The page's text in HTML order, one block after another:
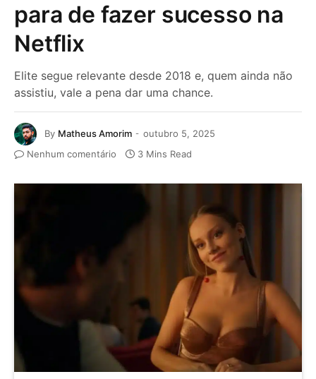
para de fazer sucesso na
Netflix
Elite segue relevante desde 2018 e, quem ainda não
assistiu, vale a pena dar uma chance.
By Matheus Amorim
outubro 5, 2025
Nenhum comentário
3 Mins Read